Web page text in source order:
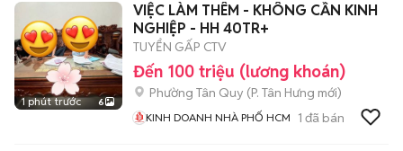
1 phút trước 6
VIỆC LÀM THÊM - KHÔNG CẦN KINH
NGHIỆP - HH 40TR+
TUYỂN GẤP CTV
Đến 100 triệu (lương khoán)
Phường Tân Quy (P. Tân Hưng mới)
KINH DOANH NHÀ PHỐ HCM 1 đã bán